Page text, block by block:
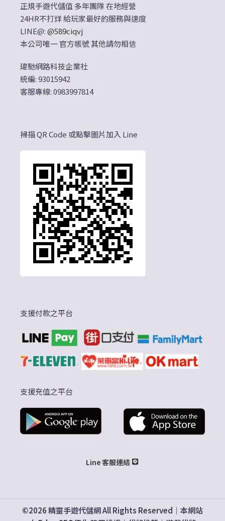
正規手遊代儲值 多年團隊 在地經營
24HR不打烊 給玩家最好的服務與速度
LINE@:@589ciqvj
本公司唯一 官方帳號 其他請勿相信
瑋馳網路科技企業社
統編: 93015942
客服專線: 0983997814
掃描 QR Code 或點擊圖片加入 Line
支援付款之平台
支援充值之平台
Line 客服連結
©2026 精靈手遊代儲網 All Rights Reserved｜本網站